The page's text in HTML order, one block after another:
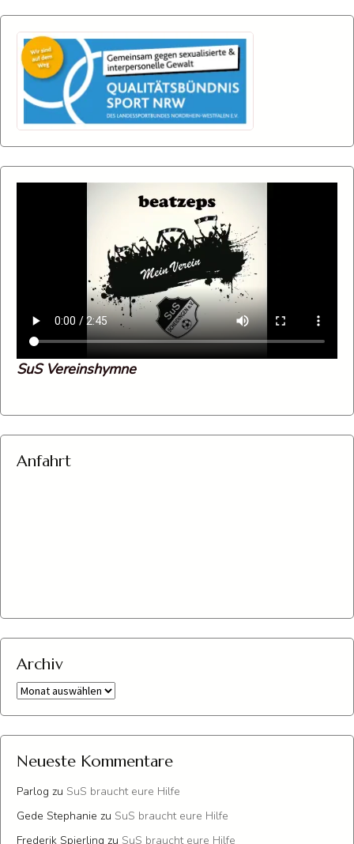
SuS Vereinshymne
Anfahrt
Archiv
Archiv
Neueste Kommentare
Parlog zu SuS braucht eure Hilfe
Gede Stephanie zu SuS braucht eure Hilfe
Frederik Spierling zu SuS braucht eure Hilfe